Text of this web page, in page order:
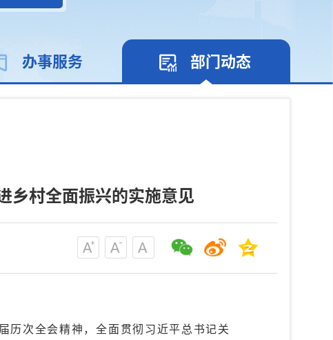
办事服务 部门动态
乡村全面振兴的实施意见
历次全会精神，全面贯彻习近平总书记关